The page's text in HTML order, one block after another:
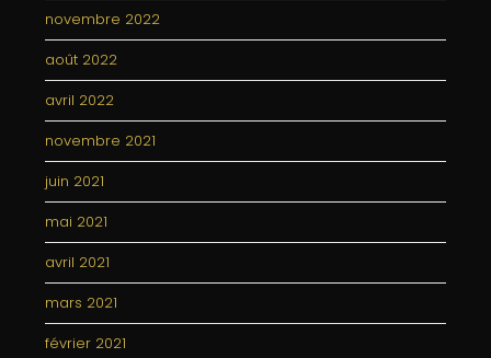
novembre 2022
août 2022
avril 2022
novembre 2021
juin 2021
mai 2021
avril 2021
mars 2021
février 2021